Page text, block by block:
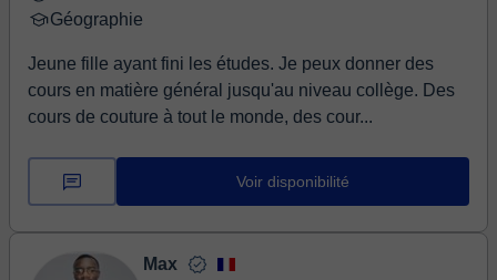
Géographie
Jeune fille ayant fini les études. Je peux donner des
cours en matière général jusqu'au niveau collège. Des
cours de couture à tout le monde, des cour...
Voir disponibilité
Max